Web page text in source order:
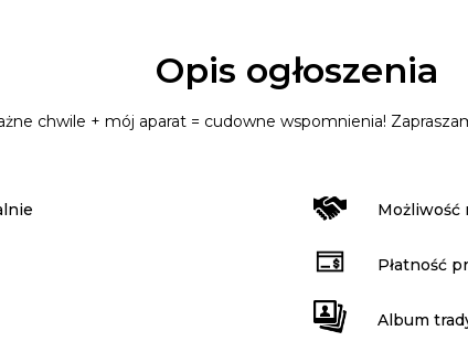
Opis ogłoszenia
chwile + mój aparat = cudowne wspomnienia!
Możliwość
Płatność
Album